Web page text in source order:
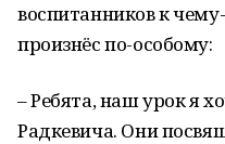
воспитанников к
произнёс по-особому:
– Ребята, наш урок я
Радкевича. Они